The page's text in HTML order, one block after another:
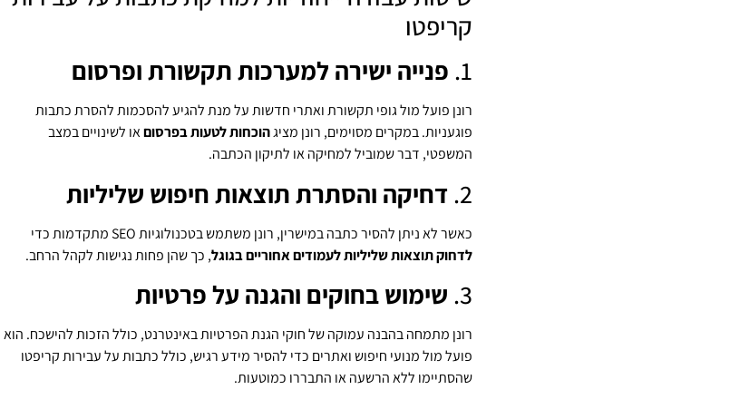
קריפטו
1. פנייה ישירה למערכות תקשורת ופרסום
רונן פועל מול גופי תקשורת ואתרי חדשות על מנת להגיע להסכמות להסרת כתבות
פוגעניות. במקרים מסוימים, רונן מציגהוכחות לטעות בפרסוםאו לשינויים במצב
המשפטי, דבר שמוביל למחיקה או לתיקון הכתבה.
2. דחיקה והסתרת תוצאות חיפוש שליליות
כאשר לא ניתן להסיר כתבה במישרין, רונן משתמש בטכנולוגיות SEO מתקדמות כדי
לדחוק תוצאות שליליות לעמודים אחוריים בגוגל, כך שהן פחות נגישות לקהל הרחב.
3. שימוש בחוקים והגנה על פרטיות
רונן מתמחה בהבנה עמוקה של חוקי הגנת הפרטיות באינטרנט, כולל הזכות להישכח. הוא
פועל מול מנועי חיפוש ואתרים כדי להסיר מידע רגיש, כולל כתבות על עבירות קריפטו
שהסתיימו ללא הרשעה או התבררו כמוטעות.